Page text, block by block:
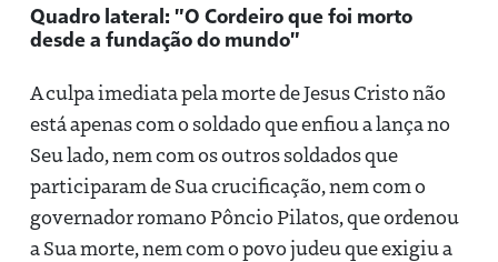
Quadro lateral: "O Cordeiro que foi morto
desde a fundação do mundo"
A culpa imediata pela morte de Jesus Cristo não
está apenas com o soldado que enfiou a lança no
Seu lado, nem com os outros soldados que
participaram de Sua crucificação, nem com o
governador romano Pôncio Pilatos, que ordenou
a Sua morte, nem com o povo judeu que exigiu a